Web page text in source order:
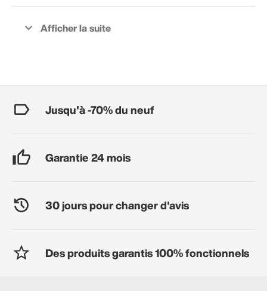
Jusqu'à -70% du neuf
Garantie 24 mois
30 jours pour changer d'avis
Des produits garantis 100% fonctionnels